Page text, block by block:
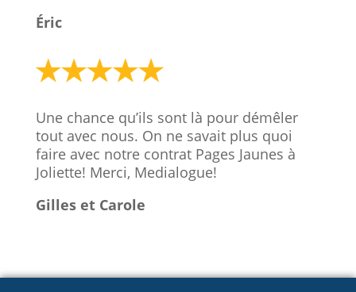
Éric
Une chance qu’ils sont là pour démêler
tout avec nous. On ne savait plus quoi
faire avec notre contrat Pages Jaunes à
Joliette! Merci, Medialogue!
Gilles et Carole